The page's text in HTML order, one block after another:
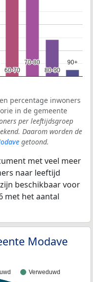
60-70
60-70
70-80
70-80
80-90
80-90
90+
90+
percentage inwoners
in de gemeente
per leeftijdsgroep
Daarom worden de
getoond.
met veel meer
naar leeftijd
beschikbaar voor
met het aantal
Modave
Verweduwd